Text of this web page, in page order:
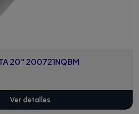
20" 200721NQBM
Ver detalles